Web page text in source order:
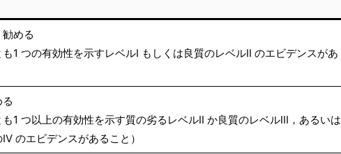
める
1 つの有効性を示すレベルI もしくは良質のレベルII のエビデンスがあ
1 つ以上の有効性を示す質の劣るレベルII か良質のレベルIII，あるいは
のエビデンスがあること）